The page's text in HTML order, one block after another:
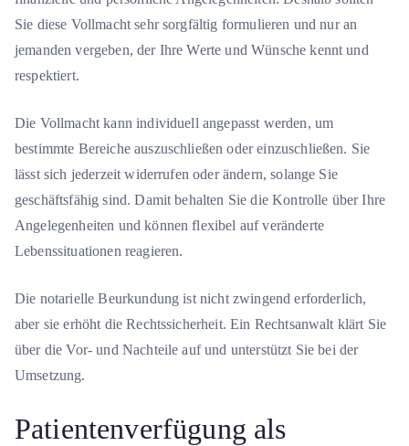
Sie diese Vollmacht sehr sorgfältig formulieren und nur an
jemanden vergeben, der Ihre Werte und Wünsche kennt und
respektiert.
Die Vollmacht kann individuell angepasst werden, um
bestimmte Bereiche auszuschließen oder einzuschließen. Sie
lässt sich jederzeit widerrufen oder ändern, solange Sie
geschäftsfähig sind. Damit behalten Sie die Kontrolle über Ihre
Angelegenheiten und können flexibel auf veränderte
Lebenssituationen reagieren.
Die notarielle Beurkundung ist nicht zwingend erforderlich,
aber sie erhöht die Rechtssicherheit. Ein Rechtsanwalt klärt Sie
über die Vor- und Nachteile auf und unterstützt Sie bei der
Umsetzung.
Patientenverfügung als